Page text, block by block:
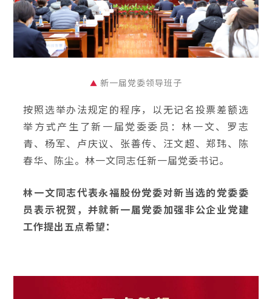
▲ 新一届党委领导班子
按照选举办法规定的程序，以无记名投票差额选
举方式产生了新一届党委委员：林一文、罗志
青、杨军、卢庆议、张善传、汪文超、郑玮、陈
春华、陈尘。林一文同志任新一届党委书记。
林一文同志代表永福股份党委对新当选的党委委
员表示祝贺，并就新一届党委加强非公企业党建
工作提出五点希望：